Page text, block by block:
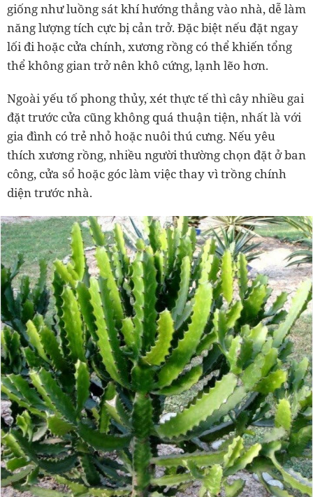
giống như luồng sát khí hướng thẳng vào nhà, dễ làm
năng lượng tích cực bị cản trở. Đặc biệt nếu đặt ngay
lối đi hoặc cửa chính, xương rồng có thể khiến tổng
thể không gian trở nên khô cứng, lạnh lẽo hơn.
Ngoài yếu tố phong thủy, xét thực tế thì cây nhiều gai
đặt trước cửa cũng không quá thuận tiện, nhất là với
gia đình có trẻ nhỏ hoặc nuôi thú cưng. Nếu yêu
thích xương rồng, nhiều người thường chọn đặt ở ban
công, cửa sổ hoặc góc làm việc thay vì trồng chính
diện trước nhà.